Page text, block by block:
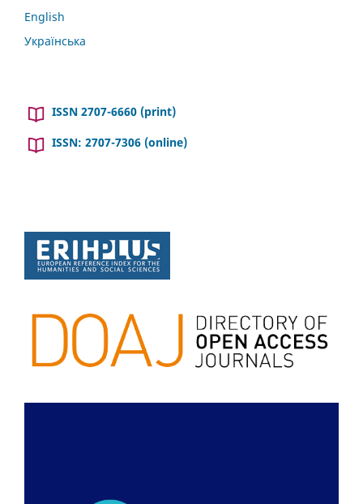
English
Українська
ISSN 2707-6660 (print)
ISSN: 2707-7306 (online)